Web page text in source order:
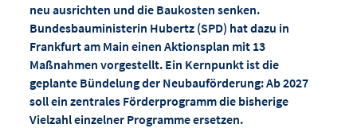
neu ausrichten und die Baukosten senken.
Bundesbauministerin Hubertz (SPD) hat dazu in
Frankfurt am Main einen Aktionsplan mit 13
Maßnahmen vorgestellt. Ein Kernpunkt ist die
geplante Bündelung der Neubauförderung: Ab 2027
soll ein zentrales Förderprogramm die bisherige
Vielzahl einzelner Programme ersetzen.